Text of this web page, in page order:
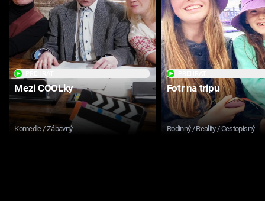
Mezi COOLky
Komedie / Zábavný
Fotr na tripu
Rodinný / Reality / Cestopisný